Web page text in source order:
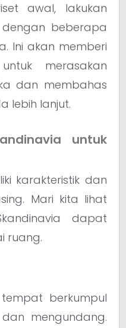
awal, lakukan
beberapa
Ini akan memberi
merasakan
dan membahas
lebih lanjut.
untuk
karakteristik dan
Mari kita lihat
dapat
ruang.
berkumpul
mengundang.